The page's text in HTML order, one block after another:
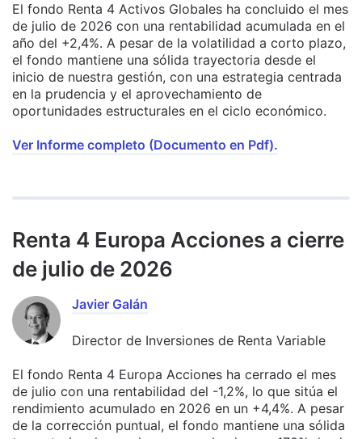
El fondo Renta 4 Activos Globales ha concluido el mes
de julio de 2026 con una rentabilidad acumulada en el
año del +2,4%. A pesar de la volatilidad a corto plazo,
el fondo mantiene una sólida trayectoria desde el
inicio de nuestra gestión, con una estrategia centrada
en la prudencia y el aprovechamiento de
oportunidades estructurales en el ciclo económico.
Ver Informe completo (Documento en Pdf).
Renta 4 Europa Acciones a cierre
de julio de 2026
Javier Galán
Director de Inversiones de Renta Variable
El fondo Renta 4 Europa Acciones ha cerrado el mes
de julio con una rentabilidad del -1,2%, lo que sitúa el
rendimiento acumulado en 2026 en un +4,4%. A pesar
de la corrección puntual, el fondo mantiene una sólida